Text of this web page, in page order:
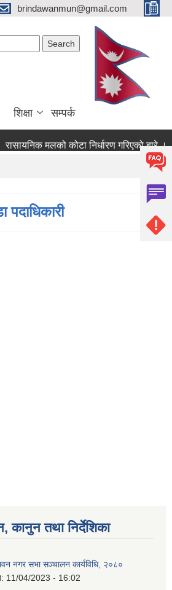
brindawanmun@gmail.com
शिक्षा सम्पर्क
मलको कोटा निर्धारण गरिएको बारे ।
पदाधिकारी
कानुन तथा निर्देशिका
नगर सभा सञ्चालन कार्यविधि, २०८०
11/04/2023 - 16:02